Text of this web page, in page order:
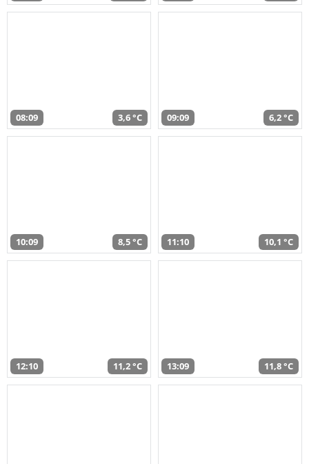
08:09 3,6 °C 09:09 6,2 °C
10:09 8,5 °C 11:10 10,1 °C
12:10 11,2 °C 13:09 11,8 °C